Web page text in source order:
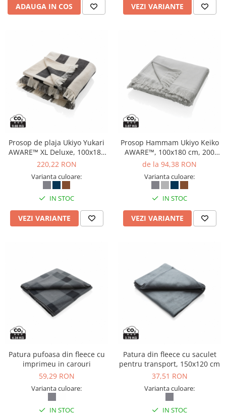
ADAUGA IN COS VEZI VARIANTE
Prosop de plaja Ukiyo Yukari
AWARE™ XL Deluxe, 100x180
cm, 500 GSM
220,22 RON
Varianta culoare:
IN STOC
VEZI VARIANTE
Prosop Hammam Ukiyo Keiko
AWARE™, 100x180 cm, 200
GSM
de la 94,38 RON
Varianta culoare:
IN STOC
VEZI VARIANTE
Patura pufoasa din fleece cu
imprimeu in carouri
59,29 RON
Varianta culoare:
IN STOC
Patura din fleece cu saculet
pentru transport, 150x120 cm
37,51 RON
Varianta culoare:
IN STOC